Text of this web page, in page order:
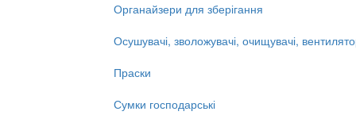
Органайзери для зберігання
Осушувачі, зволожувачі, очищувачі,
Праски
Сумки господарські